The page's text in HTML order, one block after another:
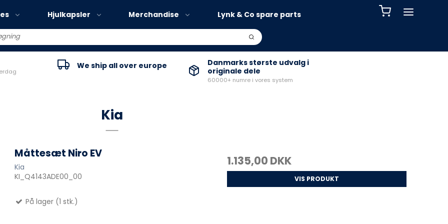
Volvo EX30
Hjulkapsler Merchandise Lynk & Co spare parts
We ship all over europe
Danmarks største udvalg i
originale dele
60000+ numre i vores system
Kia
Måttesæt Niro EV
Kia
KI_Q4143ADE00_00
På lager (1 stk.)
1.135,00 DKK
VIS PRODUKT